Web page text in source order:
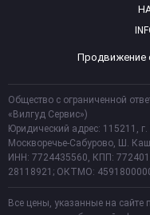
Продвижение
Общество с ограниченной
«Вилгуд Сервис»)
Юридический адрес: 115211,
Москворечье-Сабурово, Ш.
ИНН: 7724435560, КПП:
28118921; ОКТМО:
Все цены, указанные на